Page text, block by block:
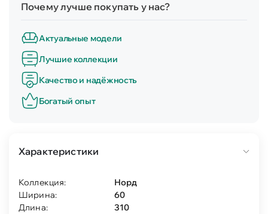
Почему лучше покупать у нас?
Актуальные модели
Лучшие коллекции
Качество и надёжность
Богатый опыт
Характеристики
Коллекция:
Норд
Ширина:
60
Длина:
310